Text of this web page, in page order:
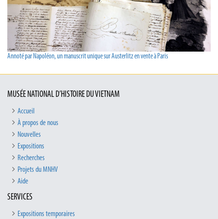
Annoté par Napoléon, un manuscrit unique sur Austerlitz en vente à Paris
MUSÉE NATIONAL D’HISTOIRE DU VIETNAM
Accueil
À propos de nous
Nouvelles
Expositions
Recherches
Projets du MNHV
Aide
SERVICES
Expositions temporaires